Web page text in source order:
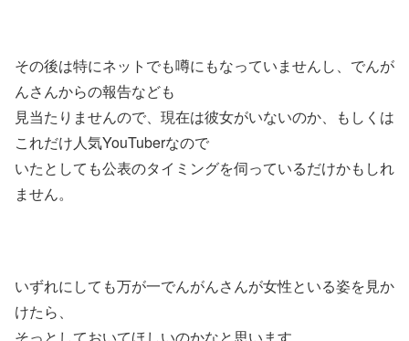
その後は特にネットでも噂にもなっていませんし、でんが
んさんからの報告なども
見当たりませんので、現在は彼女がいないのか、もしくは
これだけ人気YouTuberなので
いたとしても公表のタイミングを伺っているだけかもしれ
ません。
いずれにしても万が一でんがんさんが女性といる姿を見か
けたら、